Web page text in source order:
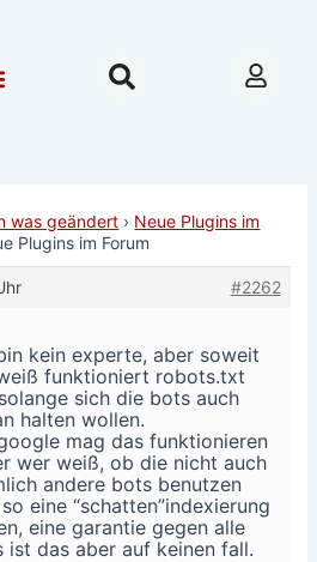
was geändert › Neue Plugins im
Plugins im Forum
#2262
kein experte, aber soweit
funktioniert robots.txt
sich die bots auch
halten wollen.
mag das funktionieren
wer weiß, ob die nicht auch
andere bots benutzen
eine “schatten”indexierung
eine garantie gegen alle
ist das aber auf keinen fall.